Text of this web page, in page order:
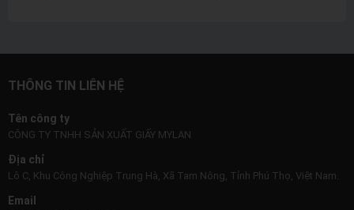
THÔNG TIN LIÊN HỆ
Tên công ty
CÔNG TY TNHH SẢN XUẤT GIẤY MYLAN
Địa chỉ
Lô C, Khu Công Nghiệp Trung Hà, Xã Tam Nông, Tỉnh Phú Thọ, Việt Nam.
Email